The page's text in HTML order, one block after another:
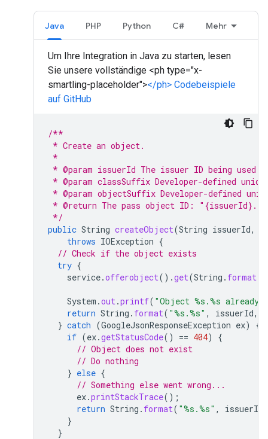
Java PHP Python C# Mehr
Um Ihre Integration in Java zu starten, lesen
Sie unsere vollständige <ph type="x-
smartling-placeholder"></ph> Codebeispiele
auf GitHub
/**
* Create an object.
*
* @param issuerId The issuer ID being
* @param classSuffix Developer-defined
* @param objectSuffix Developer-defined
* @return The pass object ID:
*/
public String createObject(String issuerId,
throws IOException {
// Check if the object exists
try {
service.offerobject().get(String . format
System .out.printf( "Object %s.%s already
return String . format( "%s.%s" , issuerId,
} catch (GoogleJsonResponseException ex)
{
if (ex.getStatusCode() == 404)
{
// Object does not exist
// Do nothing
} else {
// Something else went wrong...
ex.printStackTrace();
return String . format( "%s.%s" , issuerId
}
}